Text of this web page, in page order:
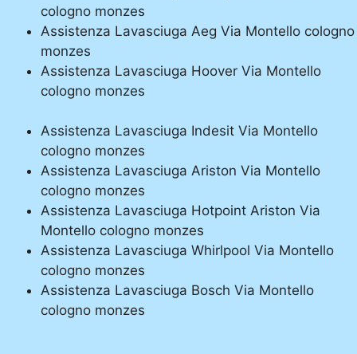
cologno monzes
Assistenza Lavasciuga Aeg Via Montello cologno
monzes
Assistenza Lavasciuga Hoover Via Montello
cologno monzes
Assistenza Lavasciuga Indesit Via Montello
cologno monzes
Assistenza Lavasciuga Ariston Via Montello
cologno monzes
Assistenza Lavasciuga Hotpoint Ariston Via
Montello cologno monzes
Assistenza Lavasciuga Whirlpool Via Montello
cologno monzes
Assistenza Lavasciuga Bosch Via Montello
cologno monzes